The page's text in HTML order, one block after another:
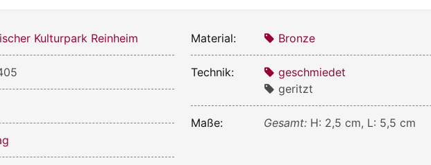
Kulturpark Reinheim Material: Bronze
Technik:
geschmiedet
geritzt
Maße: Gesamt: H: 2,5 cm, L: 5,5 cm